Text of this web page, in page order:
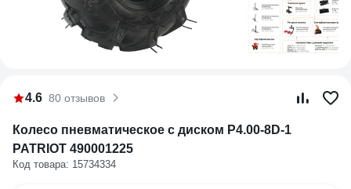
4.6 80 отзывов
Колесо пневматическое с диском P4.00-8D-1
PATRIOT 490001225
Код товара: 15734334